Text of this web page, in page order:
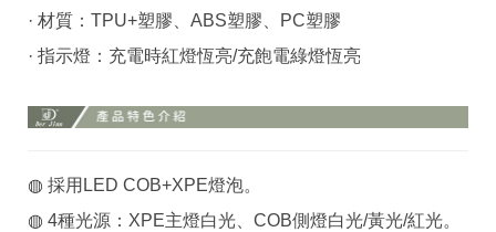
· 材質：TPU+塑膠、ABS塑膠、PC塑膠
· 指示燈：充電時紅燈恆亮/充飽電綠燈恆亮
◍ 採用LED COB+XPE燈泡。
◍ 4種光源：XPE主燈白光、COB側燈白光/黃光/紅光。